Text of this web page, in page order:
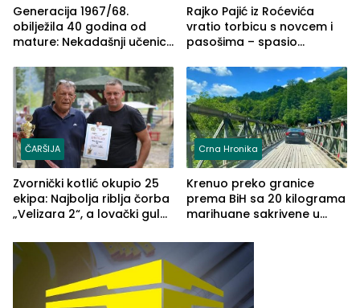
Generacija 1967/68.
obilježila 40 godina od
mature: Nekadašnji učenici
(FOTO)
Rajko Pajić iz Roćevića
vratio torbicu s novcem i
pasošima – spasio
Grčkoj
ČARŠIJA
Zvornički kotlić okupio 25
ekipa: Najbolja riblja čorba
„Velizara 2“, a lovački gulaš
Crna Hronika
Krenuo preko granice
prema BiH sa 20 kilograma
marihuane sakrivene u